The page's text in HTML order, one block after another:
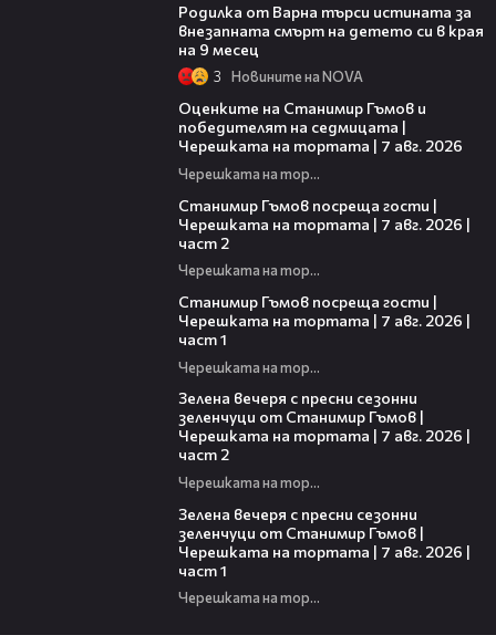
Родилка от Варна търси истината за
внезапната смърт на детето си в края
на 9 месец
3 Новините на NOVA
Оценките на Станимир Гъмов и
победителят на седмицата |
Черешката на тортата | 7 авг. 2026
Черешката на тортата
Станимир Гъмов посреща гости |
Черешката на тортата | 7 авг. 2026 |
част 2
Черешката на тортата
Станимир Гъмов посреща гости |
Черешката на тортата | 7 авг. 2026 |
част 1
Черешката на тортата
Зелена вечеря с пресни сезонни
зеленчуци от Станимир Гъмов |
Черешката на тортата | 7 авг. 2026 |
част 2
Черешката на тортата
Зелена вечеря с пресни сезонни
зеленчуци от Станимир Гъмов |
Черешката на тортата | 7 авг. 2026 |
част 1
Черешката на тортата